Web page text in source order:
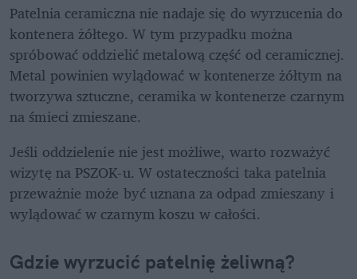
Patelnia ceramiczna nie nadaje się do wyrzucenia do
kontenera żółtego. W tym przypadku można
spróbować oddzielić metalową część od ceramicznej.
Metal powinien wylądować w kontenerze żółtym na
tworzywa sztuczne, ceramika w kontenerze czarnym
na śmieci zmieszane.
Jeśli oddzielenie nie jest możliwe, warto rozważyć
wizytę na PSZOK-u. W ostateczności taka patelnia
przeważnie może być uznana za odpad zmieszany i
wylądować w czarnym koszu w całości.
Gdzie wyrzucić patelnię żeliwną?